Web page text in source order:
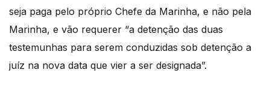
seja paga pelo próprio Chefe da Marinha, e não pela
Marinha, e vão requerer “a detenção das duas
testemunhas para serem conduzidas sob detenção a
juíz na nova data que vier a ser designada”.